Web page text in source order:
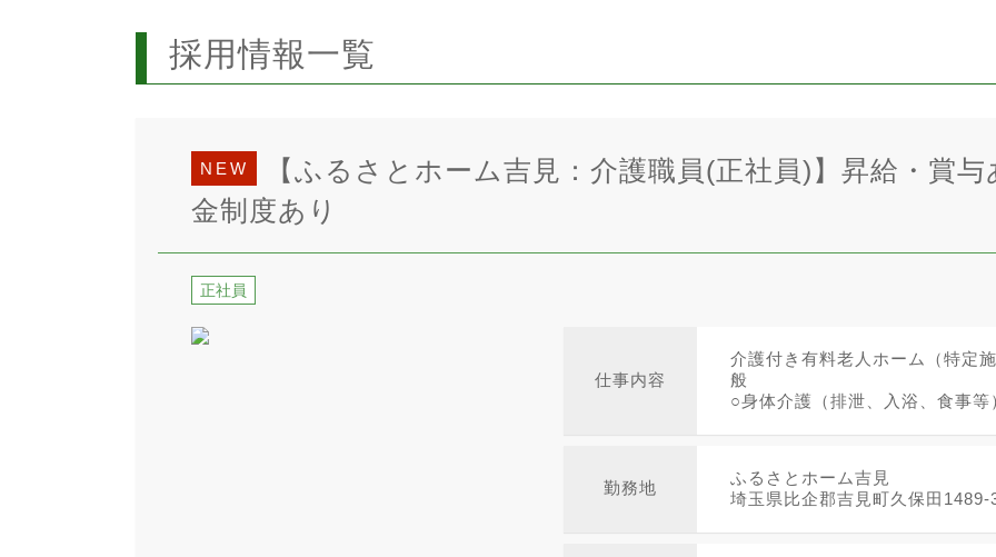
採用情報一覧
NEW
【ふるさとホーム吉見：介護職員(正社員)】昇給・賞
金制度あり
正社員
仕事内容
介護付き有料老人ホーム（特定
般
○身体介護（排泄、入浴、食事等
勤務地
ふるさとホーム吉見
埼玉県比企郡吉見町久保田1489-